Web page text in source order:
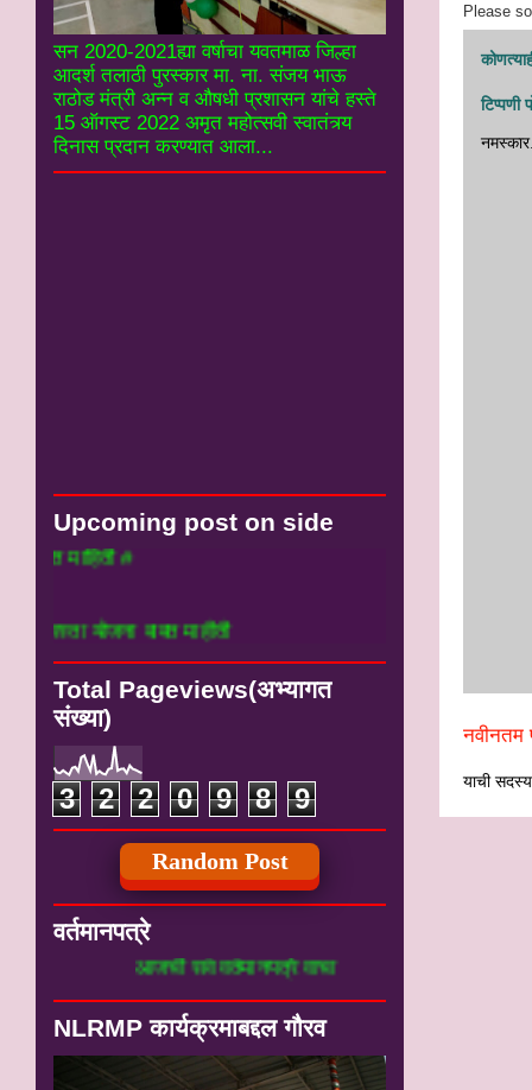
Please
टिप्पणी
नवीनतम
याची
सन 2020-2021ह्या वर्षाचा यवतमाळ जिल्हा
आदर्श तलाठी पुरस्कार मा. ना. संजय भाऊ
राठोड मंत्री अन्न व औषधी प्रशासन यांचे हस्ते
15 ऑगस्ट 2022 अमृत महोत्सवी स्वातंत्र्य
दिनास प्रदान करण्यात आला...
Upcoming post on side
बाबत माहीती
Total Pageviews(अभ्यागत
संख्या)
3 2 2 0 9 8 9
Random Post
वर्तमानपत्रे
आजची सर्व वर्तमानपत्रे वाचा
NLRMP कार्यक्रमाबद्दल गौरव